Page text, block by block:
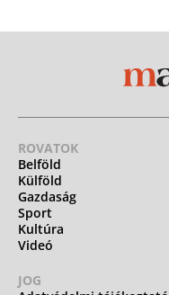
ROVATOK
Belföld
Külföld
Gazdaság
Sport
Kultúra
Videó
JOG